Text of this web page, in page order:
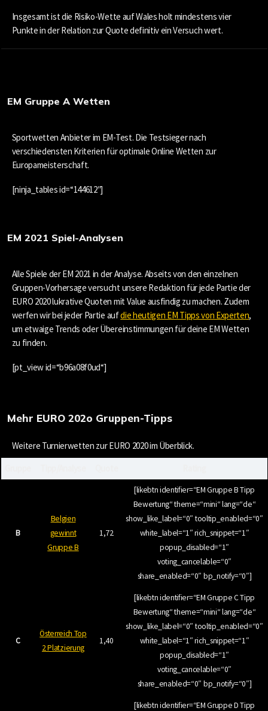
Insgesamt ist die Risiko-Wette auf Wales holt mindestens vier
Punkte in der Relation zur Quote definitiv ein Versuch wert.
EM Gruppe A Wetten
Sportwetten Anbieter im EM-Test. Die Testsieger nach
verschiedensten Kriterien für optimale Online Wetten zur
Europameisterschaft.
[ninja_tables id=“144612″]
EM 2021 Spiel-Analysen
Alle Spiele der EM 2021 in der Analyse. Abseits von den einzelnen
Gruppen-Vorhersage versucht unsere Redaktion für jede Partie der
EURO 2020 lukrative Quoten mit Value ausfindig zu machen. Zudem
werfen wir bei jeder Partie aufdie heutigen EM Tipps von Experten,
um etwaige Trends oder Übereinstimmungen für deine EM Wetten
zu finden.
[pt_view id=“b96a08f0ud“]
Mehr EURO 202o Gruppen-Tipps
Weitere Turnierwetten zur EURO 2020 im Überblick.
B
Belgien
gewinnt
Gruppe B
1,72
[likebtn identifier=“EM Gruppe B Tipp
Bewertung“ theme=“mini“ lang=“de“
show_like_label=“0″ tooltip_enabled=“0″
white_label=“1″ rich_snippet=“1″
popup_disabled=“1″
voting_cancelable=“0″
share_enabled=“0″ bp_notify=“0″]
C
Österreich Top
2 Platzierung
1,40
[likebtn identifier=“EM Gruppe C Tipp
Bewertung“ theme=“mini“ lang=“de“
show_like_label=“0″ tooltip_enabled=“0″
white_label=“1″ rich_snippet=“1″
popup_disabled=“1″
voting_cancelable=“0″
share_enabled=“0″ bp_notify=“0″]
[likebtn identifier=“EM Gruppe D Tipp